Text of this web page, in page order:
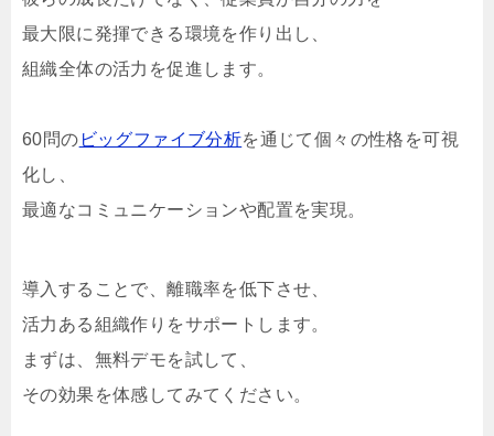
最大限に発揮できる環境を作り出し、
組織全体の活力を促進します。
60問の ビッグファイブ分析を通じて個々の性格を可視
化し、
最適なコミュニケーションや配置を実現。
導入することで、離職率を低下させ、
活力ある組織作りをサポートします。
まずは、無料デモを試して、
その効果を体感してみてください。